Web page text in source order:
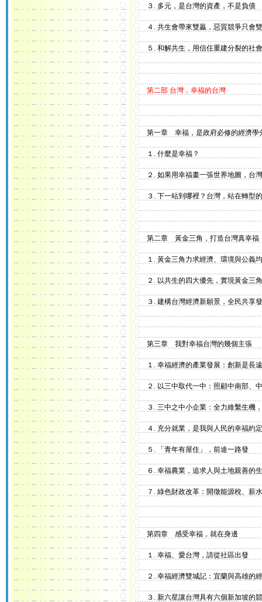
３. 多元，是台灣的資產，不是負債
４. 共生會帶來雙贏，惡質競爭只會
５. 和解共生，用信任重建分裂的社會
第二部 台灣，幸福的台灣
第一章 幸福，是政府必修的經濟學
１. 什麼是幸福？
２. 如果用幸福畫一張世界地圖，台
３. 下一站到哪裡？台灣，站在轉型
第二章 黃金三角，打造台灣真幸福
１. 黃金三角力求經濟、環境與公義
２. 以共生的四大優先，實現黃金三
３. 建構台灣經濟新願景，全民共享
第三章 我對幸福台灣的幾個主張
１. 幸福經濟的產業發展：創新是長
２. 以三中取代一中：照顧中南部、
３. 三中之中小企業：全力維繫生機
４. 充分就業，是我與人民的幸福約定
５. 「青年有屋住」，前途一路發
６. 幸福農業，追求人與土地親善的
７. 綠色財政改革：開徵能源稅、薪
第四章 感受幸福，就在身邊
１. 幸福、愛台灣，請從社區出發
２. 幸福經濟雙城記：宜蘭與高雄的
３. 新六星讓台灣具有六個新加坡的